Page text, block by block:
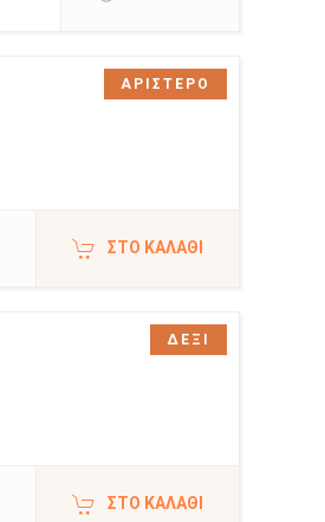
ΣΤΟ ΚΑΛΆΘΙ
ΑΡΙΣΤΕΡΟ
ΣΤΟ ΚΑΛΆΘΙ
ΔΕΞΙ